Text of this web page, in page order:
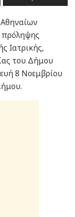
πρόληψης
Ιατρικής,
του Δήμου
8 Νοεμβρίου